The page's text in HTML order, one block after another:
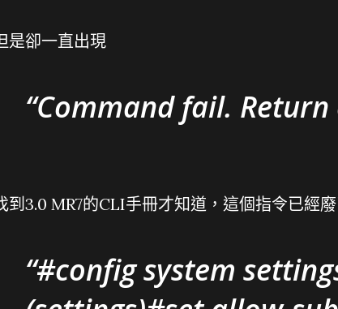
是卻一直出現
Command fail. Return
到3.0 MR7的CLI手冊才知道，這個指令已經廢
#config system